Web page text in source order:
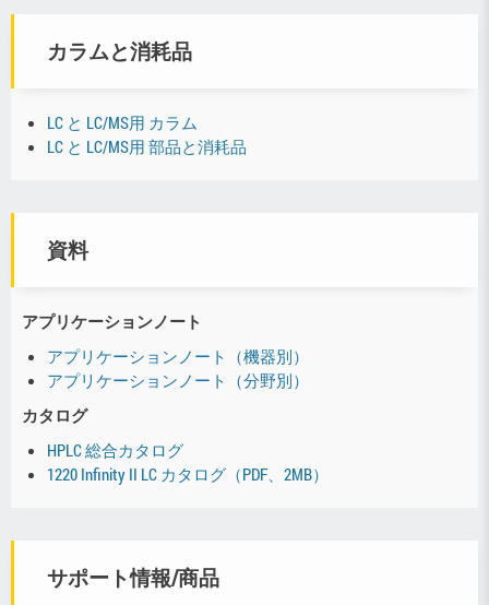
カラムと消耗品
LC と LC/MS用 カラム
LC と LC/MS用 部品と消耗品
資料
アプリケーションノート
アプリケーションノート（機器別）
アプリケーションノート（分野別）
カタログ
HPLC 総合カタログ
1220 Infinity II LC カタログ（PDF、2MB）
サポート情報/商品